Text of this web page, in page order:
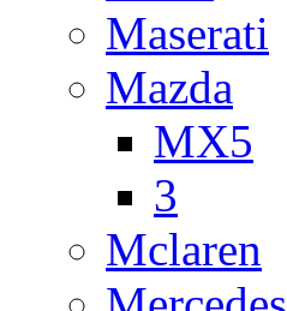
Maserati
Mazda
MX5
3
Mclaren